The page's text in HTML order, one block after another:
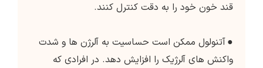
قند خون خود را به دقت کنترل کنند.
●آتنولول ممکن است حساسیت به آلرژن ها و شدت
واکنش های آلرژیک را افزایش دهد. در افرادی که